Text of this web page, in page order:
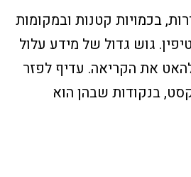
בכמויות קטנות ובמקומות
גוש גדול של מידע עלול
את הקריאה. עדיף לפזר
בנקודות שבהן הוא